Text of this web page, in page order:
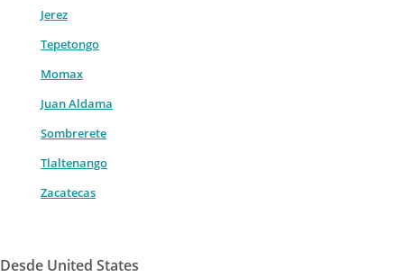
Jerez
Tepetongo
Momax
Juan Aldama
Sombrerete
Tlaltenango
Zacatecas
Desde United States